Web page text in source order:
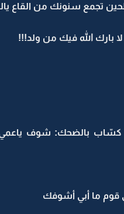
تجمع سنونك من القاع
بارك الله فيك من ولد!!!
كسّاب بالضحك: شوف
قوم ما أبي أشوفك